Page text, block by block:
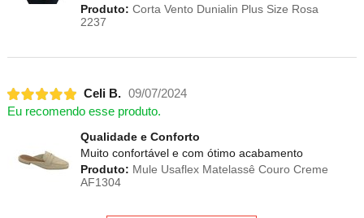
Produto: Corta Vento Dunialin Plus Size Rosa
2237
Celi B. 09/07/2024
Eu recomendo esse produto.
Qualidade e Conforto
Muito confortável e com ótimo acabamento
Produto: Mule Usaflex Matelassê Couro Creme
AF1304